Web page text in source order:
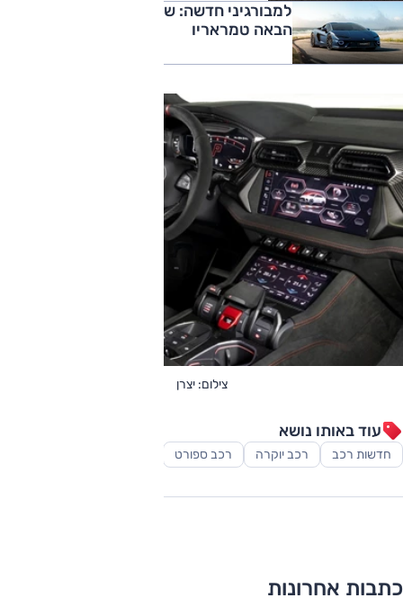
למבורגיני חדשה: שלום הורקאן, ברוכה
הבאה טמראריו
צילום: יצרן
עוד באותו נושא
חדשות רכב רכב יוקרה רכב ספורט
כתבות אחרונות